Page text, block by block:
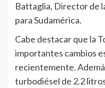
Battaglia, Director de
para Sudamérica.
Cabe destacar que la
importantes cambios
recientemente.
turbodiésel de 2.2